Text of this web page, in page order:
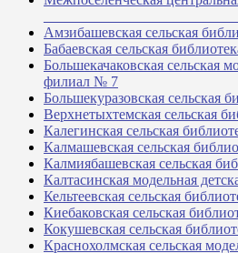
Амзибашевская сельская
Бабаевская сельская
Большекачаковская сельская
филиал № 7
Большекуразовская сельская
Верхнетыхтемская сельская
Калегинская сельская
Калмашевская сельская
Калмиябашевская сельская
Калтасинская модельная
Кельтеевская сельская
Киебаковская сельская
Кокушевская сельская
Краснохолмская сельская